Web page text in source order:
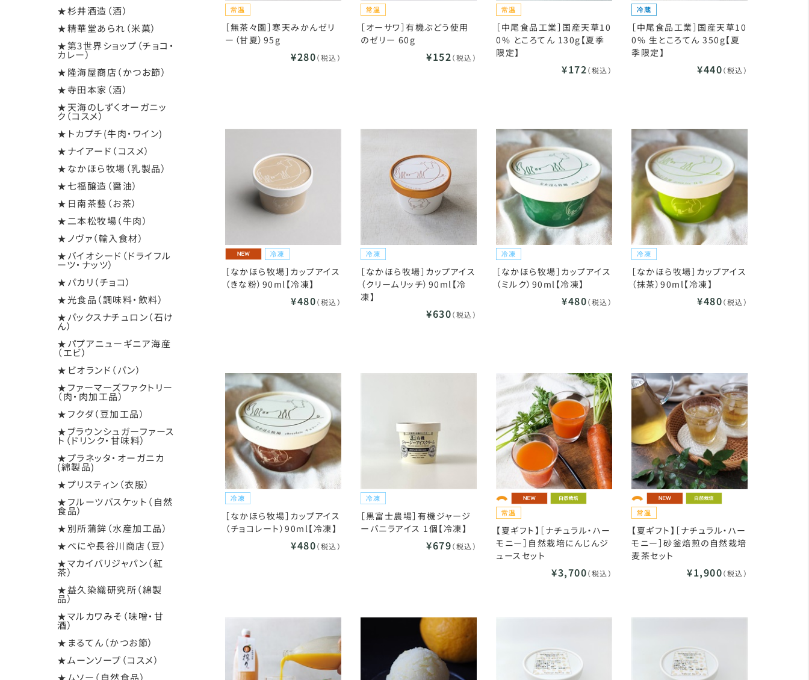
★杉井酒造（酒）
★精華堂あられ（米菓）
★第3世界ショップ（チョコ・
カレー）
★隆海屋商店（かつお節）
★寺田本家（酒）
★天海のしずくオーガニッ
ク（コスメ）
★トカプチ(牛肉・ワイン)
★ナイアード（コスメ）
★なかほら牧場（乳製品）
★七福醸造（醤油）
★日南茶藝（お茶）
★二本松牧場（牛肉）
★ノヴァ（輸入食材）
★バイオシード（ドライフル
ーツ・ナッツ）
★パカリ（チョコ）
★光食品（調味料・飲料）
★パックスナチュロン（石け
ん）
★パプアニューギニア海産
（エビ）
★ビオランド（パン）
★ファーマーズファクトリー
（肉・肉加工品）
★フクダ（豆加工品）
★ブラウンシュガーファース
ト（ドリンク・甘味料）
★プラネッタ・オーガニカ
(綿製品)
★プリスティン（衣服）
★フルーツバスケット（自然
食品）
★別所蒲鉾（水産加工品）
★べにや長谷川商店（豆）
★マカイバリジャパン（紅
茶）
★益久染織研究所（綿製
品）
★マルカワみそ（味噌・甘
酒）
★まるてん（かつお節）
★ムーンソープ（コスメ）
★ムソー（自然食品）
［無茶々園］寒天みかんゼリ
ー（甘夏）95g
¥280（税込）
［オーサワ］有機ぶどう使用
のゼリー 60g
¥152（税込）
［中尾食品工業］国産天草10
0% ところてん 130g【夏季
限定】
¥172（税込）
［中尾食品工業］国産天草10
0% 生ところてん 350g【夏
季限定】
¥440（税込）
［なかほら牧場］カップアイス
（きな粉）90ml【冷凍】
¥480（税込）
［なかほら牧場］カップアイス
（クリームリッチ）90ml【冷
凍】
¥630（税込）
［なかほら牧場］カップアイス
（ミルク）90ml【冷凍】
¥480（税込）
［なかほら牧場］カップアイス
（抹茶）90ml【冷凍】
¥480（税込）
［なかほら牧場］カップアイス
（チョコレート）90ml【冷凍】
¥480（税込）
［黒富士農場］有機ジャージ
ーバニラアイス 1個【冷凍】
¥679（税込）
【夏ギフト】［ナチュラル・ハー
モニー］自然栽培にんじんジ
ュースセット
¥3,700（税込）
【夏ギフト】［ナチュラル・ハー
モニー］砂釜焙煎の自然栽培
麦茶セット
¥1,900（税込）